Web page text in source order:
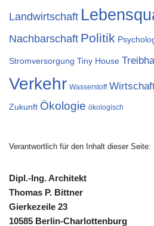
Landwirtschaft
Nachbarschaft Politik
Stromversorgung Tiny House
Verkehr Wasserstoff
Zukunft Ökologie ökologisch
Verantwortlich für den Inhalt dieser Seite:
Dipl.-Ing. Architekt
Thomas P. Bittner
Gierkezeile 23
10585 Berlin-Charlottenburg